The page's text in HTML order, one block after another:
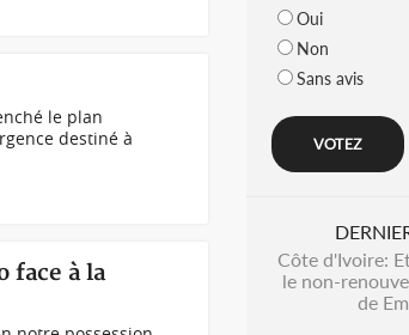
le plan
destiné à
face à la
Oui
Non
Sans avis
Côte d'Ivoire:
le non-
de